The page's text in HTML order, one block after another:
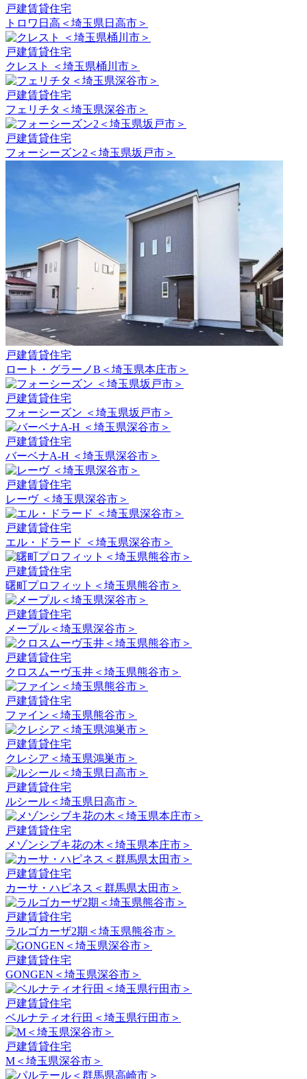
戸建賃貸住宅
トロワ日高＜埼玉県日高市＞
戸建賃貸住宅
クレスト ＜埼玉県桶川市＞
戸建賃貸住宅
フェリチタ＜埼玉県深谷市＞
戸建賃貸住宅
フォーシーズン2＜埼玉県坂戸市＞
戸建賃貸住宅
ロート・グラーノB＜埼玉県本庄市＞
戸建賃貸住宅
フォーシーズン ＜埼玉県坂戸市＞
戸建賃貸住宅
バーベナA-H ＜埼玉県深谷市＞
戸建賃貸住宅
レーヴ ＜埼玉県深谷市＞
戸建賃貸住宅
エル・ドラード ＜埼玉県深谷市＞
戸建賃貸住宅
曙町プロフィット＜埼玉県熊谷市＞
戸建賃貸住宅
メープル＜埼玉県深谷市＞
戸建賃貸住宅
クロスムーヴ玉井＜埼玉県熊谷市＞
戸建賃貸住宅
ファイン＜埼玉県熊谷市＞
戸建賃貸住宅
クレシア＜埼玉県鴻巣市＞
戸建賃貸住宅
ルシール＜埼玉県日高市＞
戸建賃貸住宅
メゾンシブキ花の木＜埼玉県本庄市＞
戸建賃貸住宅
カーサ・ハピネス＜群馬県太田市＞
戸建賃貸住宅
ラルゴカーザ2期＜埼玉県熊谷市＞
戸建賃貸住宅
GONGEN＜埼玉県深谷市＞
戸建賃貸住宅
ベルナティオ行田＜埼玉県行田市＞
戸建賃貸住宅
M＜埼玉県深谷市＞